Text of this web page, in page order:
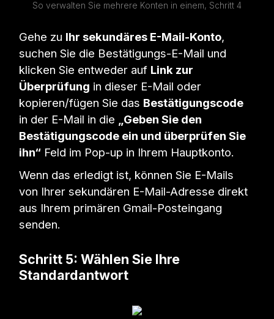
So verwalten Sie mehrere Konten in einem, Schritt 4
Gehe zu Ihr sekundäres E-Mail-Konto,
suchen Sie die Bestätigungs-E-Mail und
klicken Sie entweder auf Link zur
Überprüfung in dieser E-Mail oder
kopieren/fügen Sie das Bestätigungscode
in der E-Mail in die
„Geben Sie den
Bestätigungscode ein und überprüfen Sie
ihn“ Feld im Pop-up in Ihrem Hauptkonto.
Wenn das erledigt ist, können Sie E-Mails
von Ihrer sekundären E-Mail-Adresse direkt
aus Ihrem primären Gmail-Posteingang
senden.
Schritt 5: Wählen Sie Ihre
Standardantwort